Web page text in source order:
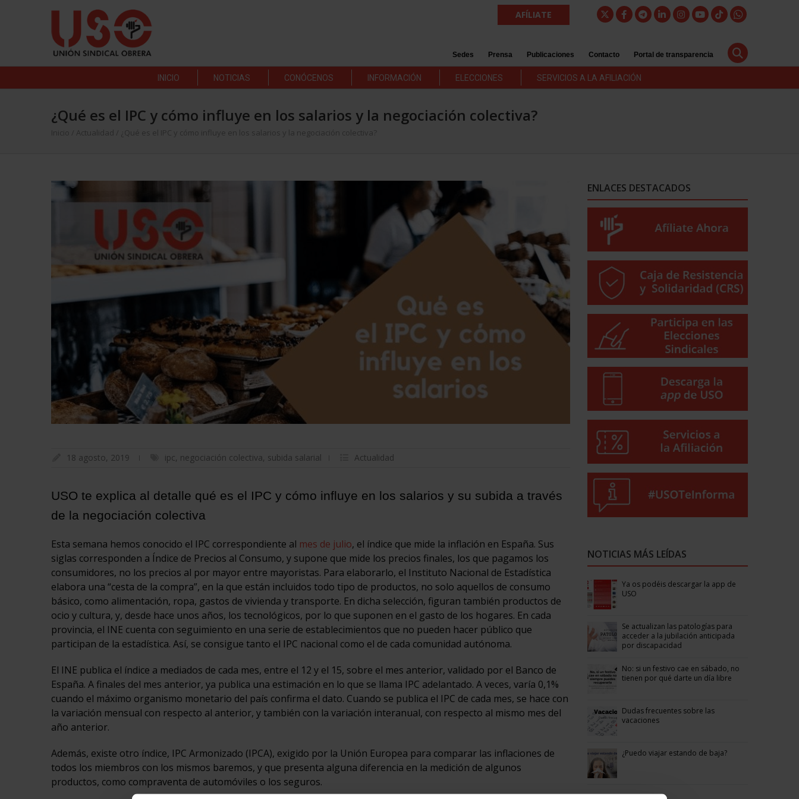
AFÍLIATE
Sedes Prensa Publicaciones Contacto Portal de transparencia
INICIO NOTICIAS CONÓCENOS INFORMACIÓN ELECCIONES SERVICIOS A LA AFILIACIÓN
¿Qué es el IPC y cómo influye en los salarios y la negociación colectiva?
Inicio Actualidad ¿Qué es el IPC y cómo influye en los salarios y la negociación colectiva?
18 agosto, 2019 ipc, negociación colectiva, subida salarial Actualidad
USO te explica al detalle qué es el IPC y cómo influye en los salarios y su subida a través
de la negociación colectiva
Esta semana hemos conocido el IPC correspondiente al mes de julio, el índice que mide la inflación en España. Sus
siglas corresponden a Índice de Precios al Consumo, y supone que mide los precios finales, los que pagamos los
consumidores, no los precios al por mayor entre mayoristas. Para elaborarlo, el Instituto Nacional de Estadística
elabora una “cesta de la compra”, en la que están incluidos todo tipo de productos, no solo aquellos de consumo
básico, como alimentación, ropa, gastos de vivienda y transporte. En dicha selección, figuran también productos de
ocio y cultura, y, desde hace unos años, los tecnológicos, por lo que suponen en el gasto de los hogares. En cada
provincia, el INE cuenta con seguimiento en una serie de establecimientos que no pueden hacer público que
participan de la estadística. Así, se consigue tanto el IPC nacional como el de cada comunidad autónoma.
El INE publica el índice a mediados de cada mes, entre el 12 y el 15, sobre el mes anterior, validado por el Banco de
España. A finales del mes anterior, ya publica una estimación en lo que se llama IPC adelantado. A veces, varía 0,1%
cuando el máximo organismo monetario del país confirma el dato. Cuando se publica el IPC de cada mes, se hace con
la variación mensual con respecto al anterior, y también con la variación interanual, con respecto al mismo mes del
año anterior.
Además, existe otro índice, IPC Armonizado (IPCA), exigido por la Unión Europea para comparar las inflaciones de
todos los miembros con los mismos baremos, y que presenta alguna diferencia en la medición de algunos
productos, como compraventa de automóviles o los seguros.
ENLACES DESTACADOS
NOTICIAS MÁS LEÍDAS
Ya os podéis descargar la app de
USO
Se actualizan las patologías para
acceder a la jubilación anticipada
por discapacidad
No: si un festivo cae en sábado, no
tienen por qué darte un día libre
Dudas frecuentes sobre las
vacaciones
¿Puedo viajar estando de baja?